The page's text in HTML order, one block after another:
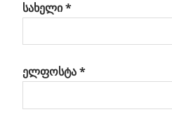
სახელი*
ელფოსტა*